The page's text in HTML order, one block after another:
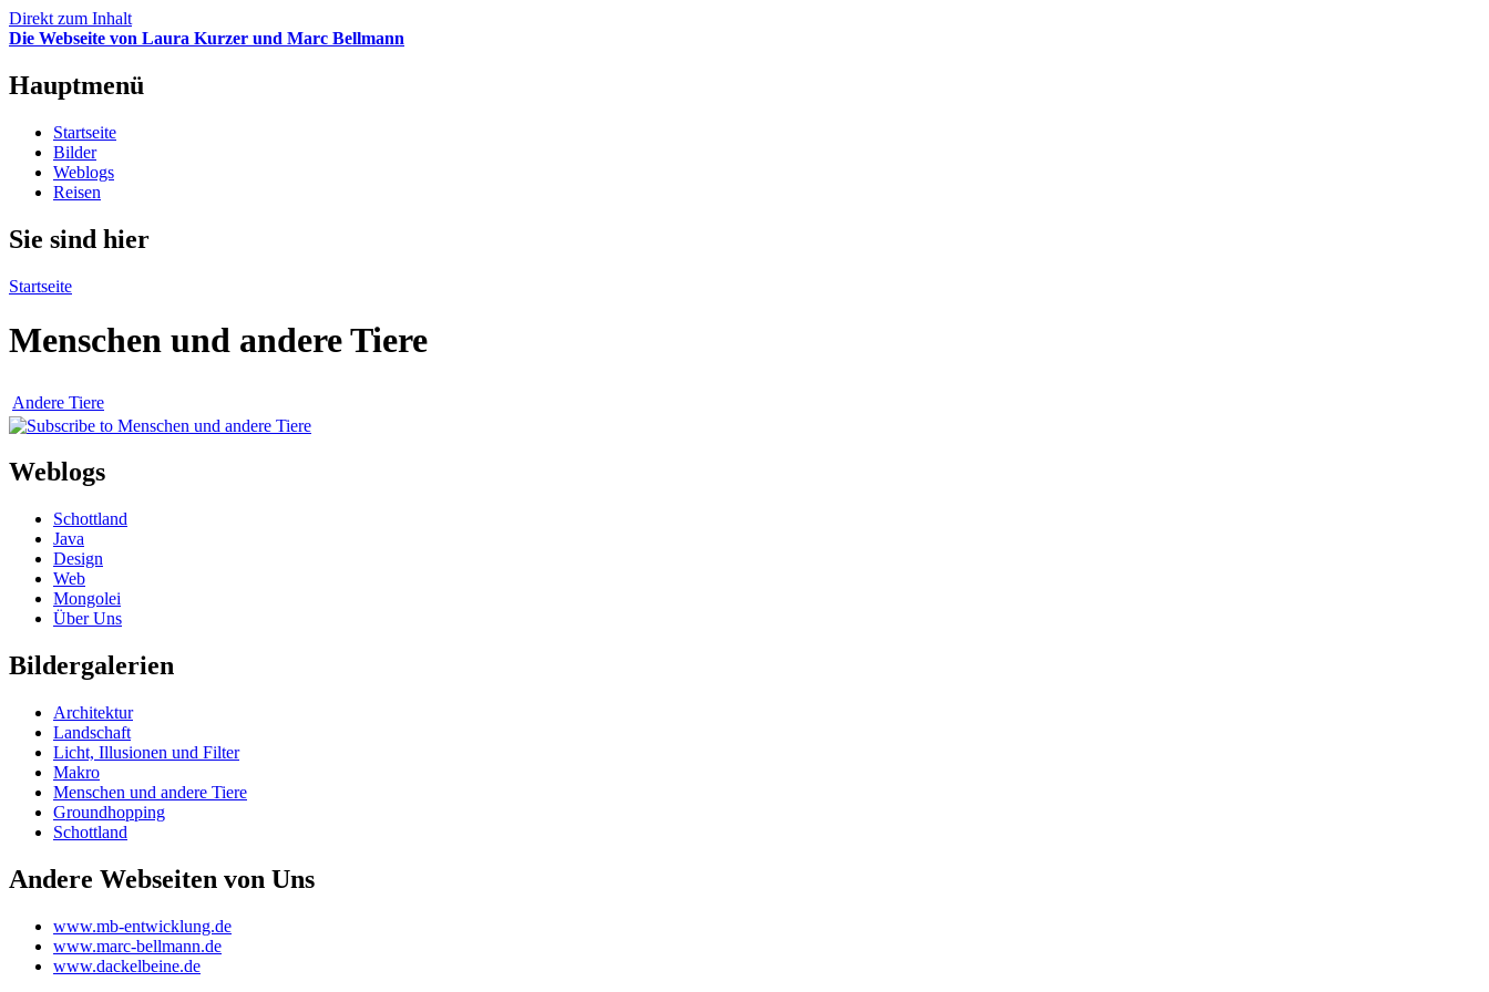
Direkt zum Inhalt
Die Webseite von Laura Kurzer und Marc Bellmann
Hauptmenü
Startseite
Bilder
Weblogs
Reisen
Sie sind hier
Startseite
Menschen und andere Tiere
Andere Tiere
Weblogs
Schottland
Java
Design
Web
Mongolei
Über Uns
Bildergalerien
Architektur
Landschaft
Licht, Illusionen und Filter
Makro
Menschen und andere Tiere
Groundhopping
Schottland
Andere Webseiten von Uns
www.mb-entwicklung.de
www.marc-bellmann.de
www.dackelbeine.de